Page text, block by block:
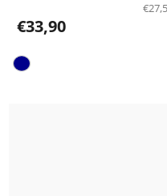
€33,90